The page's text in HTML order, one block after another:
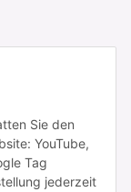
Sie den
YouTube,
Tag
jederzeit